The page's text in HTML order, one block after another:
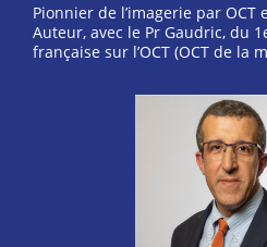
Pionnier de l’imagerie par OCT
Auteur, avec le Pr Gaudric, du
française sur l’OCT (OCT de la